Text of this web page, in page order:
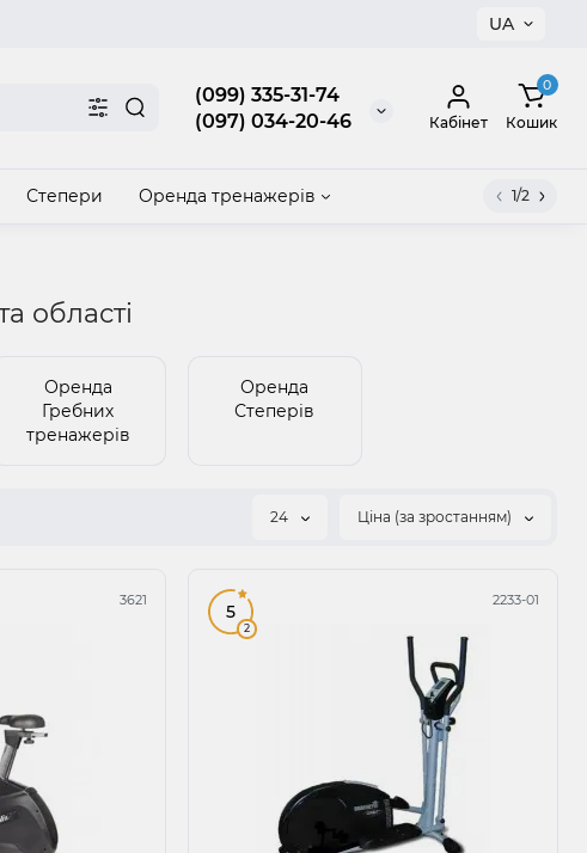
UA
(099) 335-31-74
(097) 034-20-46
Кабінет
0
Кошик
Степери Оренда тренажерів 1/2
Закрити
області
Оренда
Гребних
тренажерів
Оренда
Степерів
24 Ціна (за зростанням)
3621 2233-01
5
2